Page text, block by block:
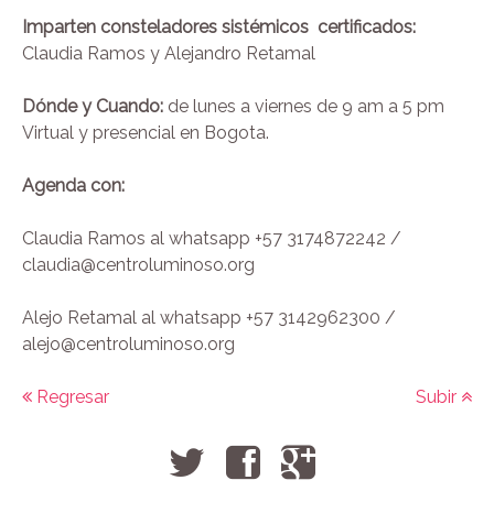
Imparten consteladores sistémicos certificados:
Claudia Ramos y Alejandro Retamal
Dónde y Cuando: de lunes a viernes de 9 am a 5 pm
Virtual y presencial en Bogota.
Agenda con:
Claudia Ramos al whatsapp +57 3174872242 /
claudia@centroluminoso.org
Alejo Retamal al whatsapp +57 3142962300 /
alejo@centroluminoso.org
Regresar Subir